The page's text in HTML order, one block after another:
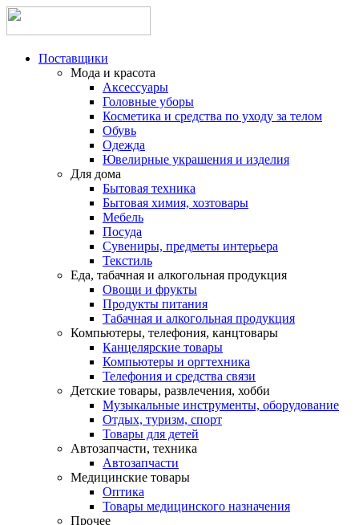
Поставщики
Мода и красота
Аксессуары
Головные уборы
Косметика и средства по уходу за телом
Обувь
Одежда
Ювелирные украшения и изделия
Для дома
Бытовая техника
Бытовая химия, хозтовары
Мебель
Посуда
Сувениры, предметы интерьера
Текстиль
Еда, табачная и алкогольная продукция
Овощи и фрукты
Продукты питания
Табачная и алкогольная продукция
Компьютеры, телефония, канцтовары
Канцелярские товары
Компьютеры и оргтехника
Телефония и средства связи
Детские товары, развлечения, хобби
Музыкальные инструменты, оборудование
Отдых, туризм, спорт
Товары для детей
Автозапчасти, техника
Автозапчасти
Медицинские товары
Оптика
Товары медицинского назначения
Прочее